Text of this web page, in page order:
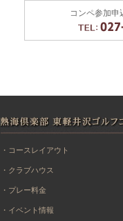
コンペ参加申
・コースレイアウト
・クラブハウス
・プレー料金
・イベント情報